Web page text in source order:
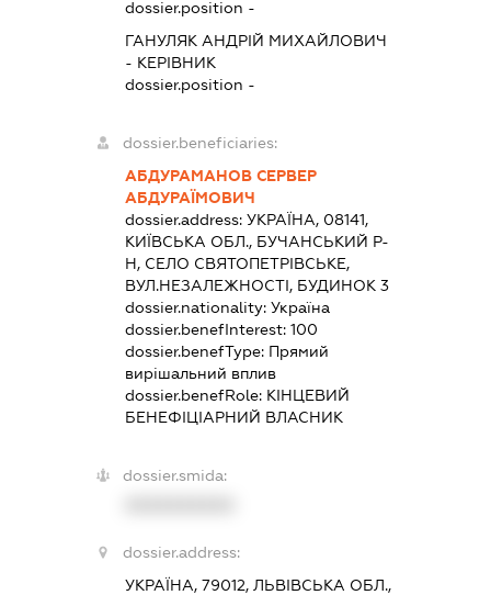
dossier.position -
ГАНУЛЯК АНДРІЙ МИХАЙЛОВИЧ
- КЕРІВНИК
dossier.position -
dossier.beneficiaries:
АБДУРАМАНОВ СЕРВЕР
АБДУРАЇМОВИЧ
dossier.address: УКРАЇНА, 08141,
КИЇВСЬКА ОБЛ., БУЧАНСЬКИЙ Р-
Н, СЕЛО СВЯТОПЕТРІВСЬКЕ,
ВУЛ.НЕЗАЛЕЖНОСТІ, БУДИНОК 3
dossier.nationality: Україна
dossier.benefInterest: 100
dossier.benefType: Прямий
вирішальний вплив
dossier.benefRole: КІНЦЕВИЙ
БЕНЕФІЦІАРНИЙ ВЛАСНИК
dossier.smida:
dossier.address:
УКРАЇНА, 79012, ЛЬВІВСЬКА ОБЛ.,